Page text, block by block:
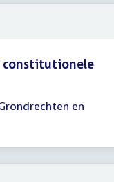
constitutionele
en